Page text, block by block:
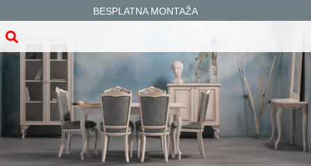
BESPLATNA MONTAŽA